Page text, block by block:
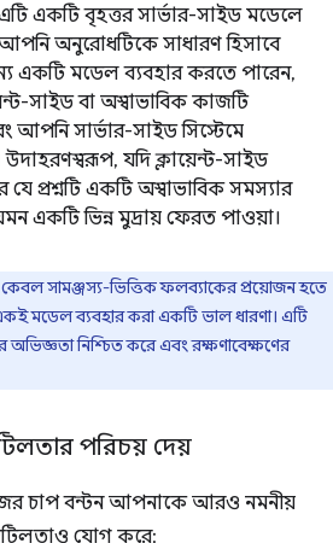
একটি বৃহত্তর সার্ভার-সাইড মডেলে
আপনি অনুরোধটিকে সাধারণ হিসাবে
একটি মডেল ব্যবহার করতে পারেন,
সাইড বা অস্বাভাবিক কাজটি
আপনি সার্ভার-সাইড সিস্টেমে
যদি ক্লায়েন্ট-সাইড
যে প্রশ্নটি একটি অস্বাভাবিক সমস্যার
একটি ভিন্ন মুদ্রায় ফেরত পাওয়া।
সামঞ্জস্য-ভিত্তিক ফলব্যাকের প্রয়োজন হতে
মডেল ব্যবহার করা একটি ভাল ধারণা। এটি
অভিজ্ঞতা নিশ্চিত করে এবং রক্ষণাবেক্ষণের
পরিচয় দেয়
চাপ বন্টন আপনাকে আরও নমনীয়
যোগ করে: